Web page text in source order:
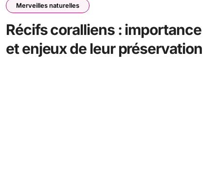
Merveilles naturelles
Récifs coralliens : importance
et enjeux de leur préservation